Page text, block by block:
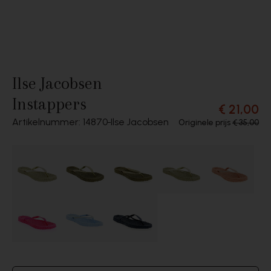
Ilse Jacobsen
Instappers
Artikelnummer: 14870 Ilse Jacobsen
€ 21,00
Originele prijs€ 35,00